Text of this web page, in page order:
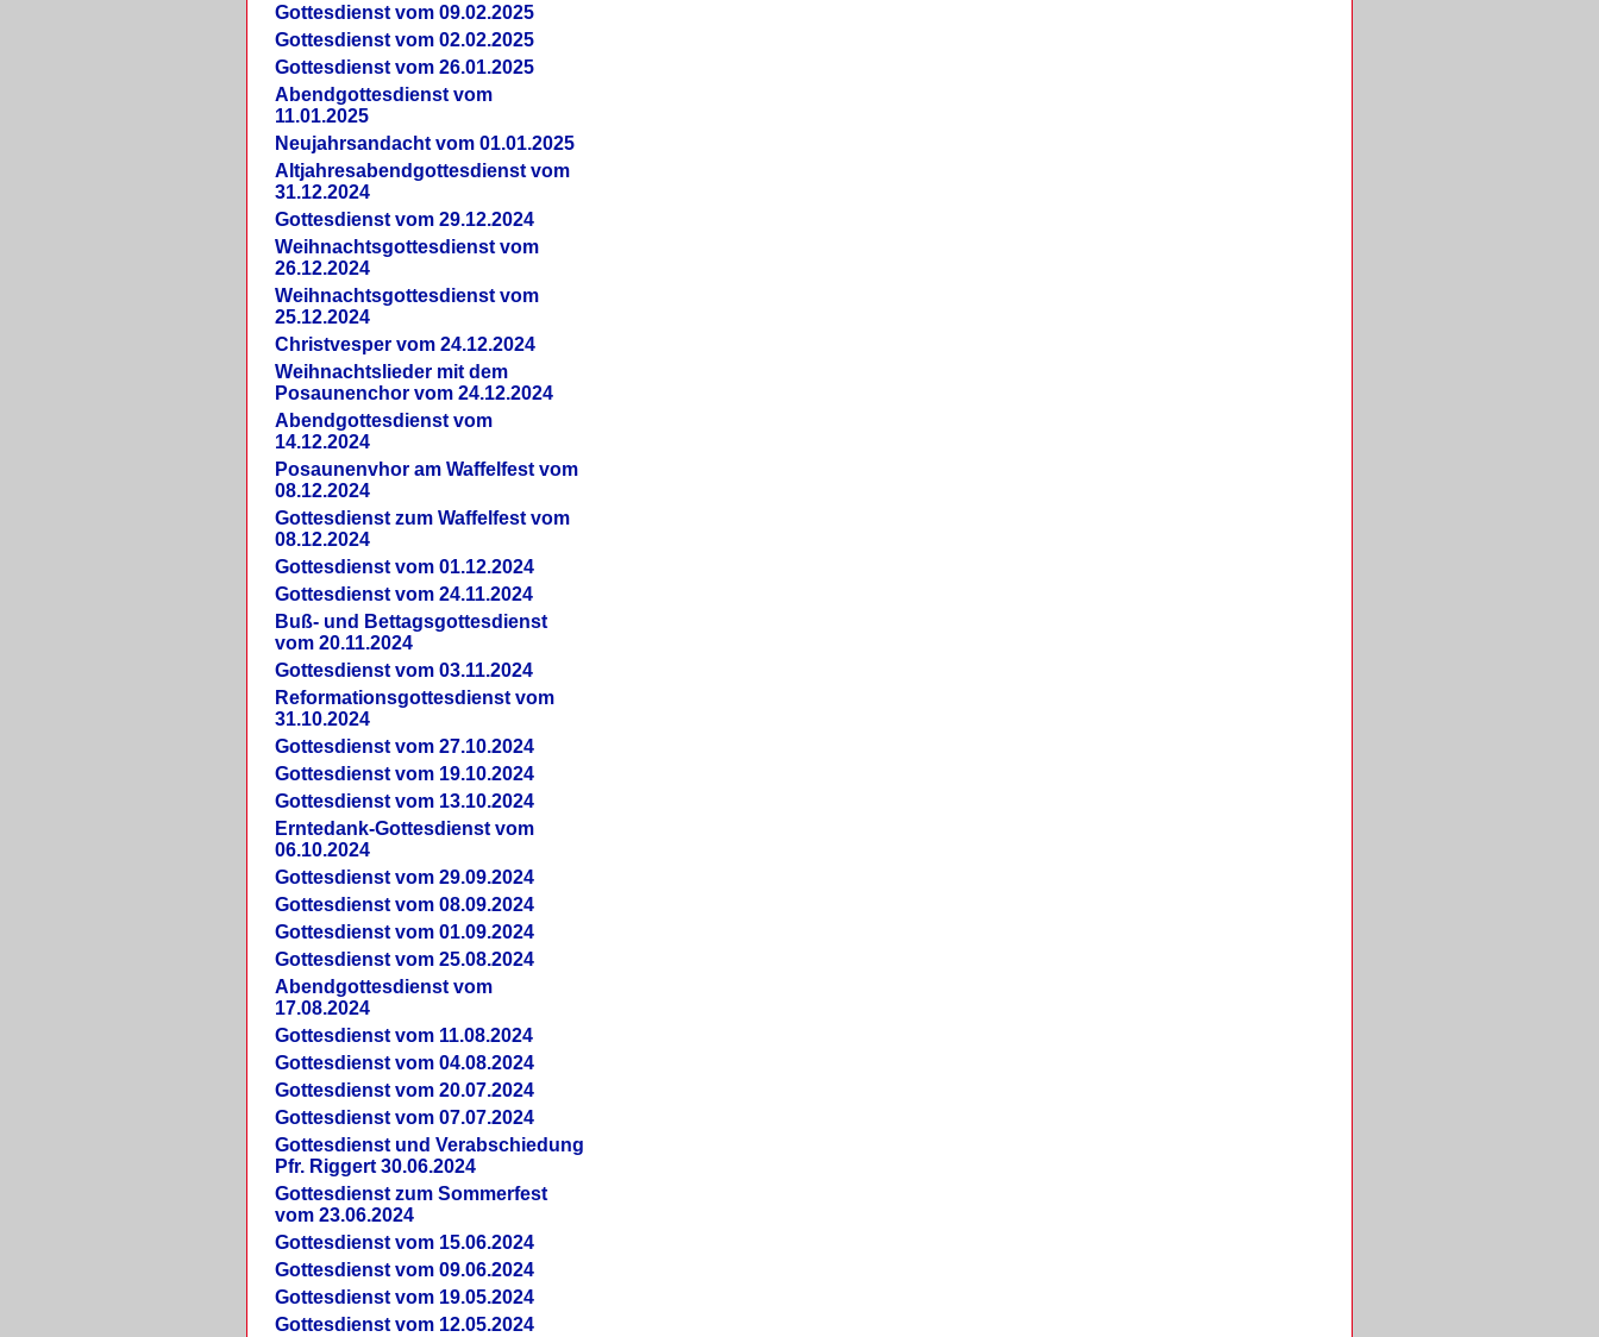
Gottesdienst vom 09.02.2025
Gottesdienst vom 02.02.2025
Gottesdienst vom 26.01.2025
Abendgottesdienst vom
11.01.2025
Neujahrsandacht vom 01.01.2025
Altjahresabendgottesdienst vom
31.12.2024
Gottesdienst vom 29.12.2024
Weihnachtsgottesdienst vom
26.12.2024
Weihnachtsgottesdienst vom
25.12.2024
Christvesper vom 24.12.2024
Weihnachtslieder mit dem
Posaunenchor vom 24.12.2024
Abendgottesdienst vom
14.12.2024
Posaunenvhor am Waffelfest vom
08.12.2024
Gottesdienst zum Waffelfest vom
08.12.2024
Gottesdienst vom 01.12.2024
Gottesdienst vom 24.11.2024
Buß- und Bettagsgottesdienst
vom 20.11.2024
Gottesdienst vom 03.11.2024
Reformationsgottesdienst vom
31.10.2024
Gottesdienst vom 27.10.2024
Gottesdienst vom 19.10.2024
Gottesdienst vom 13.10.2024
Erntedank-Gottesdienst vom
06.10.2024
Gottesdienst vom 29.09.2024
Gottesdienst vom 08.09.2024
Gottesdienst vom 01.09.2024
Gottesdienst vom 25.08.2024
Abendgottesdienst vom
17.08.2024
Gottesdienst vom 11.08.2024
Gottesdienst vom 04.08.2024
Gottesdienst vom 20.07.2024
Gottesdienst vom 07.07.2024
Gottesdienst und Verabschiedung
Pfr. Riggert 30.06.2024
Gottesdienst zum Sommerfest
vom 23.06.2024
Gottesdienst vom 15.06.2024
Gottesdienst vom 09.06.2024
Gottesdienst vom 19.05.2024
Gottesdienst vom 12.05.2024